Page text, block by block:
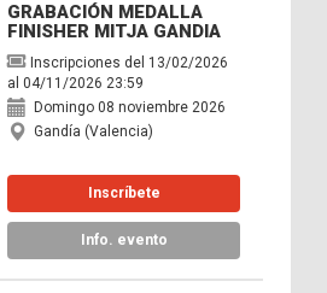
GRABACIÓN MEDALLA
FINISHER MITJA GANDIA
Inscripciones del 13/02/2026
al 04/11/2026 23:59
Domingo 08 noviembre 2026
Gandía (Valencia)
Inscríbete
Info. evento